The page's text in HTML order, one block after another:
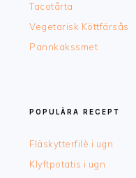
Tacotårta
Vegetarisk Köttfärsås
Pannkakssmet
POPULÄRA RECEPT
Fläskytterfilè i ugn
Klyftpotatis i ugn